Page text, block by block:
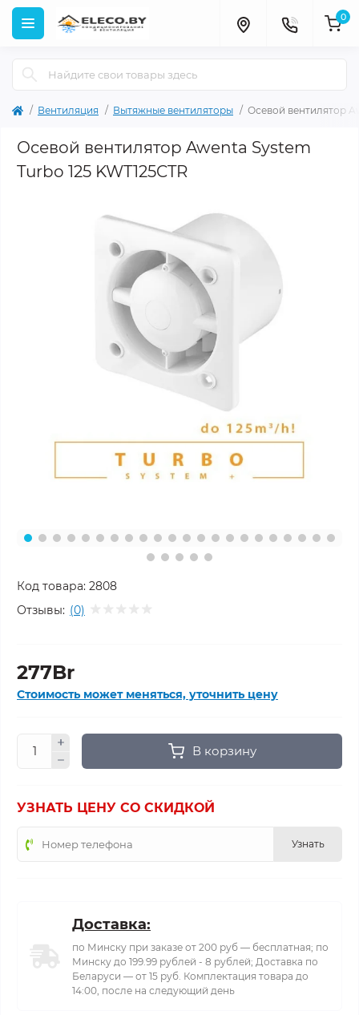
0
Вентиляция Вытяжные вентиляторы Осевой вентилятор
Осевой вентилятор Awenta System
Turbo 125 KWT125CTR
Код товара: 2808
Отзывы: (0)
277Br
Стоимость может меняться, уточнить цену
В корзину
УЗНАТЬ ЦЕНУ СО СКИДКОЙ
Узнать
Доставка:
по Минску при заказе от 200 руб — бесплатная; по
Минску до 199.99 рублей - 8 рублей; Доставка по
Беларуси — от 15 руб. Комплектация товара до
14:00, после на следующий день